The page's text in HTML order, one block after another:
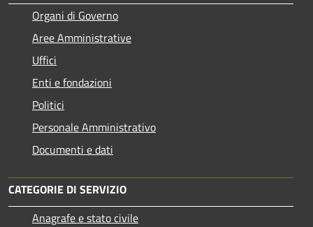
Organi di Governo
Aree Amministrative
Uffici
Enti e fondazioni
Politici
Personale Amministrativo
Documenti e dati
CATEGORIE DI SERVIZIO
Anagrafe e stato civile